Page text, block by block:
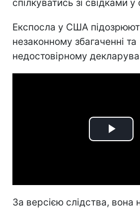
спілкуватись зі свідками у
Експосла у США
незаконному збагаченні та
недостовірному
Play
За версією слідства, вона